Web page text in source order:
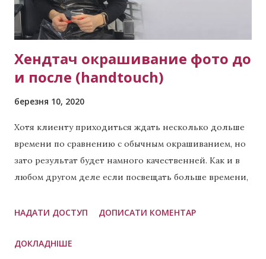
Хендтач окрашивание фото до
и после (handtouch)
березня 10, 2020
Хотя клиенту приходиться ждать несколько дольше
времени по сравнению с обычным окрашиванием, но
зато результат будет намного качественней. Как и в
любом другом деле если посвещать больше времени,
Это техника окрашивания при которой в разных
(пример чистого балаяжа ) и эйртач. Часто это 60/40,
НАДАТИ ДОСТУП ДОПИСАТИ КОМЕНТАР
ДОКЛАДНІШЕ